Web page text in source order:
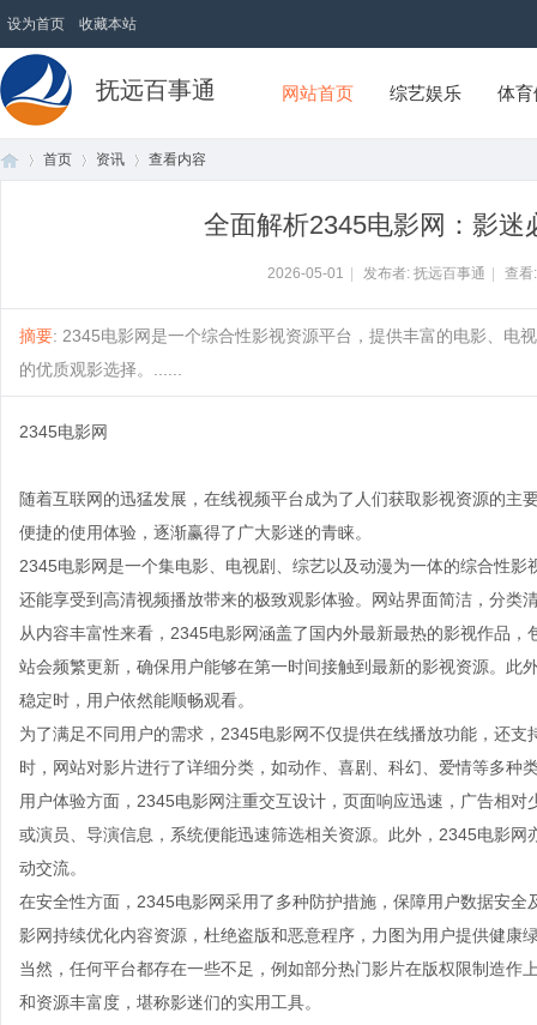
设为首页 收藏本站
抚远百事通 网站首页 综艺娱乐 体
首页 资讯 查看内容
全面解析2345电影网：影
2026-05-01 发布者: 抚远百事通 查
摘要: 2345电影网是一个综合性影视资源平台，提供丰富的电影、电
的优质观影选择。......
2345电影网
随着互联网的迅猛发展，在线视频平台成为了人们获取影视资源的主
便捷的使用体验，逐渐赢得了广大影迷的青睐。
2345电影网是一个集电影、电视剧、综艺以及动漫为一体的综合性
还能享受到高清视频播放带来的极致观影体验。网站界面简洁，分类
从内容丰富性来看，2345电影网涵盖了国内外最新最热的影视作品
站会频繁更新，确保用户能够在第一时间接触到最新的影视资源。
稳定时，用户依然能顺畅观看。
为了满足不同用户的需求，2345电影网不仅提供在线播放功能，还
时，网站对影片进行了详细分类，如动作、喜剧、科幻、爱情等多种
用户体验方面，2345电影网注重交互设计，页面响应迅速，广告相
或演员、导演信息，系统便能迅速筛选相关资源。此外，2345电影
动交流。
在安全性方面，2345电影网采用了多种防护措施，保障用户数据安
影网持续优化内容资源，杜绝盗版和恶意程序，力图为用户提供健康
当然，任何平台都存在一些不足，例如部分热门影片在版权限制造
和资源丰富度，堪称影迷们的实用工具。